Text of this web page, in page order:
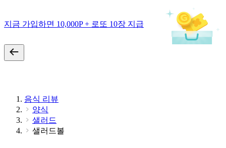
지금 가입하면 10,000P + 로또 10장 지급
음식 리뷰
양식
샐러드
샐러드볼